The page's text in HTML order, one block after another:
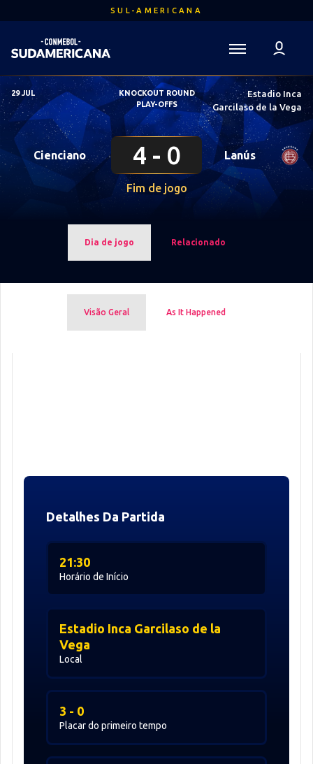
para
conteúdo
principal
SUL-AMERICANA
Sudamericana
Mega
Navigation
29 JUL
KNOCKOUT ROUND
PLAY-OFFS
Estadio Inca
Garcilaso de la Vega
Cienciano 4 0 Lanús
Fim de jogo
Dia de jogo Relacionado
Visão Geral As It Happened
Detalhes Da Partida
Horário de Início
21:30
Local
Estadio Inca Garcilaso de la
Vega
Placar do primeiro tempo
3 - 0